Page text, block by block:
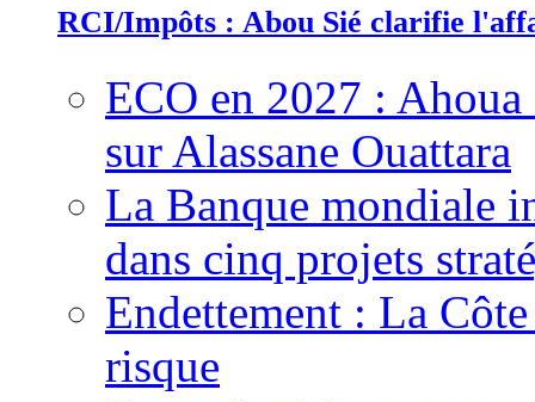
RCI/Impôts : Abou Sié clarifie
ECO en 2027 :
sur Alassane Ouattara
La Banque mondiale
dans cinq projets
Endettement : La
risque